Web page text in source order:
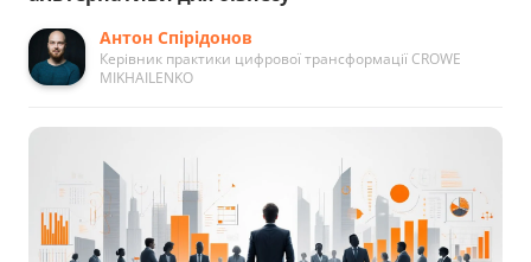
Антон Спірідонов
Керівник практики цифрової трансформації CROWE
MIKHAILENKO